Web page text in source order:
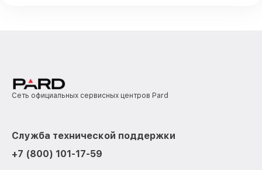
Сеть официальных сервисных центров Pard
Служба технической поддержки
+7 (800) 101-17-59